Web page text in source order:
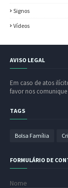
Signos
Vídeos
AVISO LEGAL
Em caso de atos
favor nos
TAGS
Bolsa Família
FORMULÁRIO DE
Nome